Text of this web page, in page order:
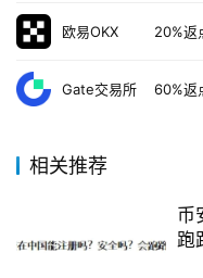
欧易OKX 20%返
Gate交易所 60%返
相关推荐
币
跑